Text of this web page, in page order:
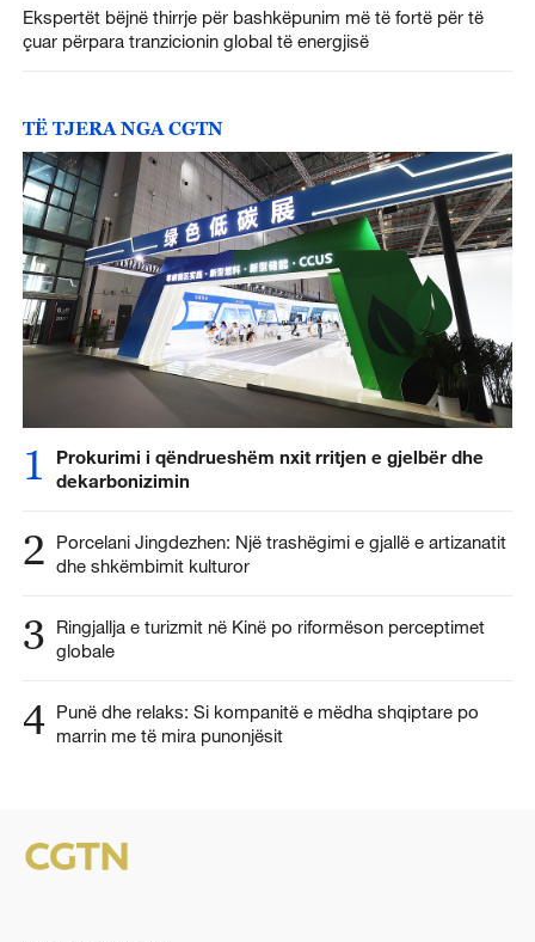
Ekspertët bëjnë thirrje për bashkëpunim më të fortë për të
çuar përpara tranzicionin global të energjisë
TË TJERA NGA CGTN
1
Prokurimi i qëndrueshëm nxit rritjen e gjelbër dhe
dekarbonizimin
2
Porcelani Jingdezhen: Një trashëgimi e gjallë e artizanatit
dhe shkëmbimit kulturor
3
Ringjallja e turizmit në Kinë po riformëson perceptimet
globale
4 Punë dhe relaks: Si kompanitë e mëdha shqiptare po
marrin me të mira punonjësit